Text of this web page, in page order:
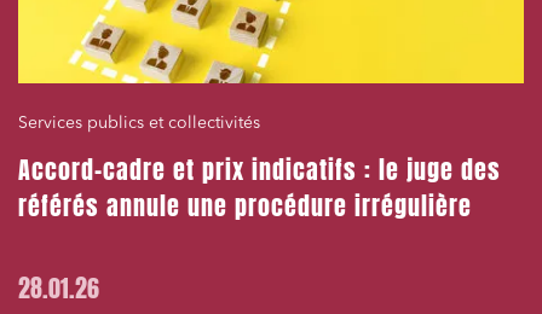
Services publics et collectivités
Accord-cadre et prix indicatifs : le juge des
référés annule une procédure irrégulière
28.01.26